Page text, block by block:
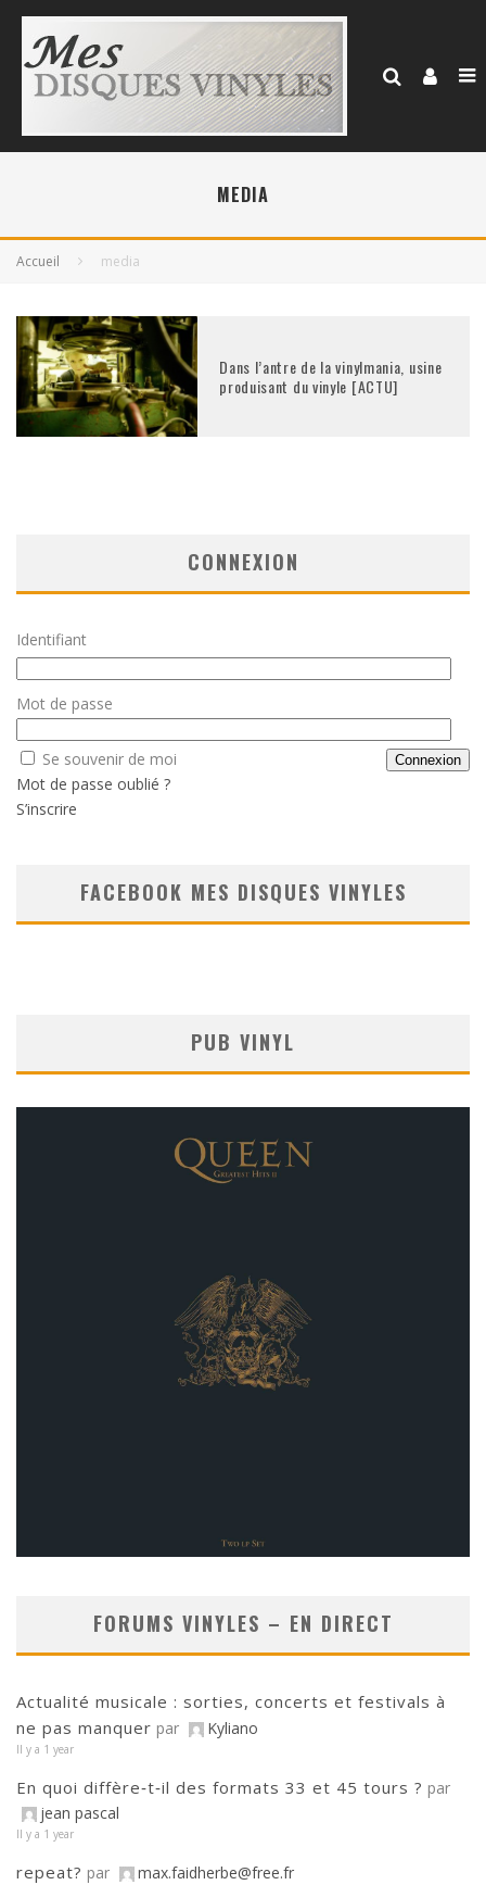
MEDIA
Accueil media
Dans l’antre de la vinylmania, usine
produisant du vinyle [ACTU]
CONNEXION
Identifiant
Mot de passe
Se souvenir de moi
Mot de passe oublié ?
S’inscrire
FACEBOOK MES DISQUES VINYLES
PUB VINYL
FORUMS VINYLES – EN DIRECT
Actualité musicale : sorties, concerts et festivals à
ne pas manquer par Kyliano
Il y a 1 year
En quoi diffère‑t‑il des formats 33 et 45 tours ? par
jean pascal
Il y a 1 year
repeat? par max.faidherbe@free.fr